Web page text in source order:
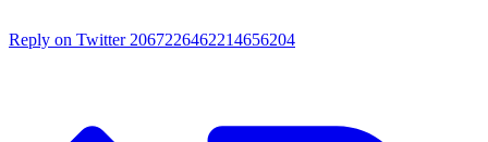
Reply on Twitter 2067226462214656204